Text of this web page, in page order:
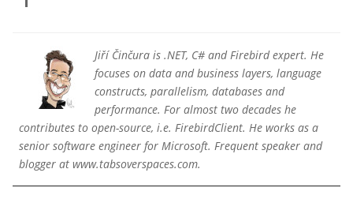
Jiří Činčura is .NET, C# and Firebird expert. He
focuses on data and business layers, language
constructs, parallelism, databases and
performance. For almost two decades he
contributes to open-source, i.e. FirebirdClient. He works as a
senior software engineer for Microsoft. Frequent speaker and
blogger at www.tabsoverspaces.com.